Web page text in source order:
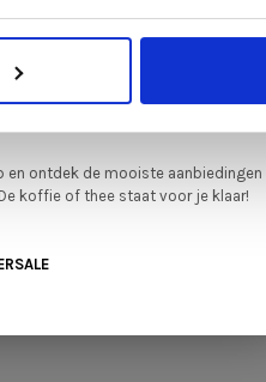
naar wens samen te stellen,
die je van Snip Wonen+ mag
en ontdek de mooiste aanbiedingen
koffie of thee staat voor je klaar!